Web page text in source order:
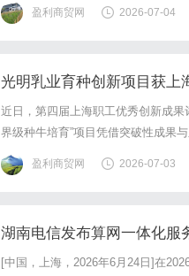
盈利商贸网 2026-07-04
光明乳业育种创新项目获上
近日，第四届上海职工优秀创新成
界级种牛培育”项目凭借突破性成果
项目继去年摘得光明食品集团职工
主创新迈上新台阶。在去年的光明食
盈利商贸网 2026-07-03
湖南电信发布算网一体化服
[中国，上海，2026年6月24日]在